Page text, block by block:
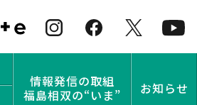
情報発信の取組
福島相双の“いま”
お知らせ